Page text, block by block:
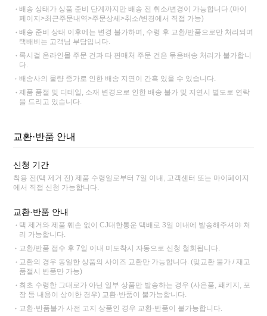
배송 상태가 상품 준비 단계까지만 배송 전 취소/변경이 가능합니다.(마이
페이지>최근주문내역>주문상세>취소/변경에서 직접 가능)
배송 준비 상태 이후에는 변경 불가하며, 수령 후 교환/반품으로만 처리되며
택배비는 고객님 부담입니다.
록시걸 온라인몰 주문 건과 타 판매처 주문 건은 묶음배송 처리가 불가합니
다.
배송사의 물량 증가로 인한 배송 지연이 간혹 있을 수 있습니다.
제품 품절 및 디테일, 소재 변경으로 인한 배송 불가 및 지연시 별도로 연락
을 드리고 있습니다.
교환·반품 안내
신청 기간
착용 전(택 제거 전) 제품 수령일로부터 7일 이내, 고객센터 또는 마이페이지
에서 직접 신청 가능합니다.
교환·반품 안내
택 제거와 제품 훼손 없이 CJ대한통운 택배로 3일 이내에 발송해주셔야 처
리 가능합니다.
교환/반품 접수 후 7일 이내 미도착시 자동으로 신청 철회됩니다.
교환의 경우 동일한 상품의 사이즈 교환만 가능합니다. (맞교환 불가 / 재고
품절시 반품만 가능)
최초 수령한 그대로가 아닌 일부 상품만 발송하는 경우 (사은품, 패키지, 포
장 등 내용이 상이한 경우) 교환·반품이 불가능합니다.
교환·반품불가 사전 고지 상품인 경우 교환·반품이 불가능합니다.